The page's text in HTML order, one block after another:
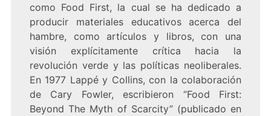
como Food First, la cual se ha dedicado a
producir materiales educativos acerca del
hambre, como artículos y libros, con una
visión explícitamente crítica hacia la
revolución verde y las políticas neoliberales.
En 1977 Lappé y Collins, con la colaboración
de Cary Fowler, escribieron “Food First:
Beyond The Myth of Scarcity” (publicado en